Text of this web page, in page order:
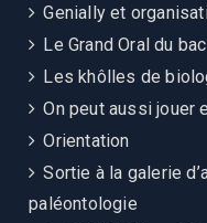
Genially et
Le Grand Oral du
Les khôlles de
On peut aussi jouer
Orientation
Sortie à la galerie
paléontologie